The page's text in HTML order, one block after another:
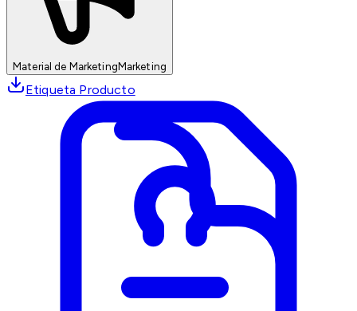
Material de MarketingMarketing
Etiqueta Producto